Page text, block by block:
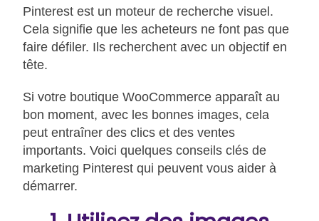
Pinterest est un moteur de recherche visuel.
Cela signifie que les acheteurs ne font pas que
faire défiler. Ils recherchent avec un objectif en
tête.
Si votre boutique WooCommerce apparaît au
bon moment, avec les bonnes images, cela
peut entraîner des clics et des ventes
importants. Voici quelques conseils clés de
marketing Pinterest qui peuvent vous aider à
démarrer.